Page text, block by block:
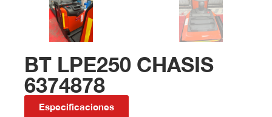
BT LPE250 CHASIS
6374878
Especificaciones